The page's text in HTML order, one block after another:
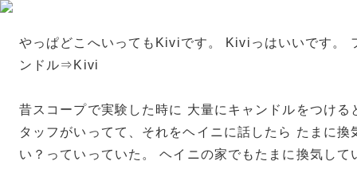
やっぱどこへいってもKiviです。 Kiviっはいいです。
ンドル⇒Kivi
昔スコープで実験した時に 大量にキャンドルをつける
タッフがいってて、それをヘイニに話したら たまに換
い？っていっていた。 ヘイニの家でもたまに換気して